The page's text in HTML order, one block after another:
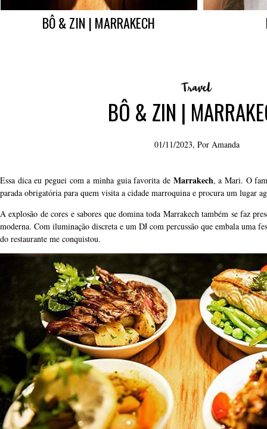
BÔ & ZIN | MARRAKECH
BÔ & ZIN |
01/11/2023, Por Amanda
Essa dica eu peguei com a minha guia favorita de Marrakech, a Mari. O
parada obrigatória para quem visita a cidade marroquina e procura um lugar
A explosão de cores e sabores que domina toda Marrakech também se faz
moderna. Com iluminação discreta e um DJ com percussão que embala uma
do restaurante me conquistou.